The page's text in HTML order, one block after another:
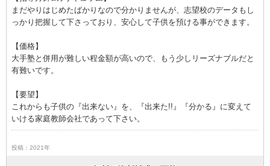
まだやりはじめたばかりなので分かりませんが、志望校のデータもし
っかり把握して下さっており、安心して子供を預ける事ができます。
【価格】
大手塾と併用が難しい程金額が高いので、もう少しリーズナブルだと
有難いです。
【要望】
これからも子供の『出来ない』を、『出来た!!』『分かる』に変えて
いける家庭教師会社であって下さい。
投稿：2021年